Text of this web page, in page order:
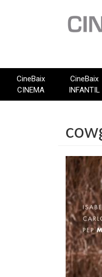
CineBaix
CINEMA
CineBaix
INFANTIL